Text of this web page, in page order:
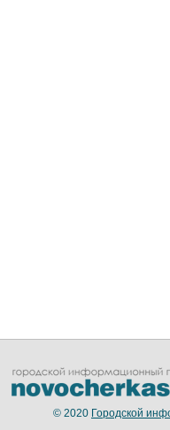
© 2020 Городской